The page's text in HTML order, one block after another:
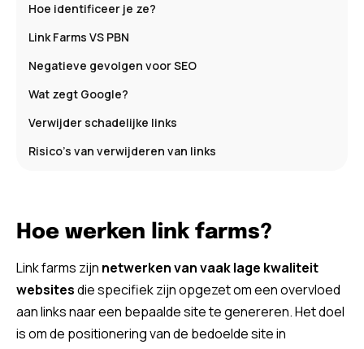
Hoe identificeer je ze?
Link Farms VS PBN
Negatieve gevolgen voor SEO
Wat zegt Google?
Verwijder schadelijke links
Risico's van verwijderen van links
Hoe werken link farms?
Link farms zijn netwerken van vaak lage kwaliteit
websitesdie specifiek zijn opgezet om een overvloed
aan links naar een bepaalde site te genereren. Het doel
is om de positionering van de bedoelde site in